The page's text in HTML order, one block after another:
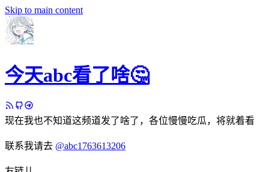
Skip to main content
今天abc看了啥🤔
现在我也不知道这频道发了啥了，各位慢慢吃瓜，将就着看
联系我请去 @abc1763613206